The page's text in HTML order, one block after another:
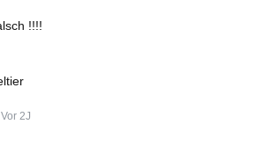
!!!!
Vor 2J